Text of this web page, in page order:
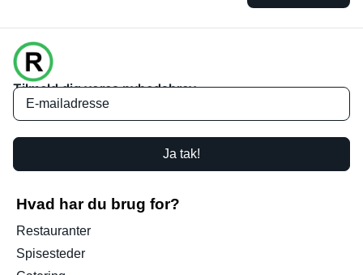
Tilmeld dig vores nyhedsbrev
Ja tak!
Hvad har du brug for?
Restauranter
Spisesteder